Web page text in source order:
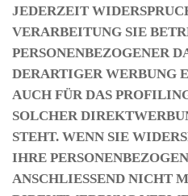
JEDERZEIT
VERARBEITUNG SIE
PERSONENBEZOGENER
DERARTIGER WERBUNG
AUCH FÜR DAS
SOLCHER
STEHT. WENN SIE
IHRE
ANSCHLIESSEND NICHT